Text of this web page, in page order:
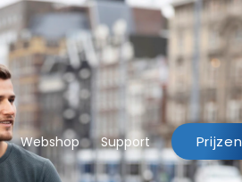
Webshop Support Prijzen